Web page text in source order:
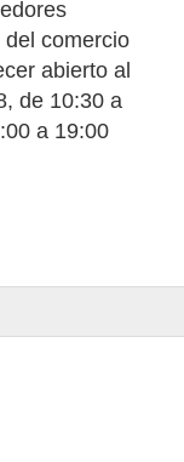
comercio
abierto al
de 10:30 a
a 19:00